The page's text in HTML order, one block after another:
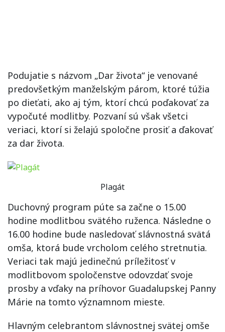
Podujatie s názvom „Dar života“ je venované
predovšetkým manželským párom, ktoré túžia
po dieťati, ako aj tým, ktorí chcú poďakovať za
vypočuté modlitby. Pozvaní sú však všetci
veriaci, ktorí si želajú spoločne prosiť a ďakovať
za dar života.
Plagát
Duchovný program púte sa začne o 15.00
hodine modlitbou svätého ruženca. Následne o
16.00 hodine bude nasledovať slávnostná svätá
omša, ktorá bude vrcholom celého stretnutia.
Veriaci tak majú jedinečnú príležitosť v
modlitbovom spoločenstve odovzdať svoje
prosby a vďaky na príhovor Guadalupskej Panny
Márie na tomto významnom mieste.
Hlavným celebrantom slávnostnej svätej omše